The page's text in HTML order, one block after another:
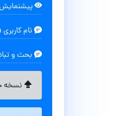
پیشنمایش
نام کاربری admin@example.com و رمز عبور admin می باشد
بحث و
نسخه